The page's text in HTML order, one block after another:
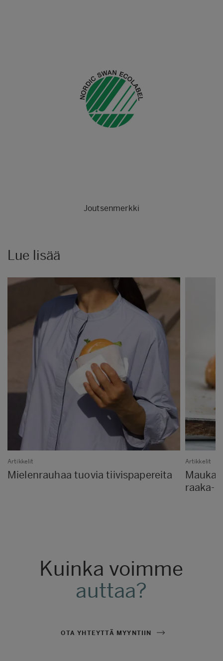
Joutsenmerkki
Lue lisää
Artikkelit
Mielenrauhaa tuovia tiivispapereita
Artikkelit
raaka-
Kuinka voimme
auttaa?
OTA YHTEYTTÄ MYYNTIIN